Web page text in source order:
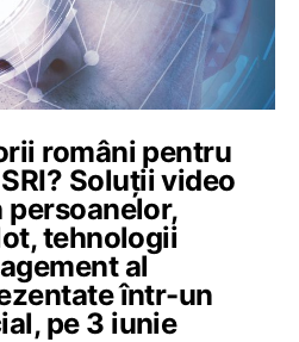
români pentru
Soluții video
persoanelor,
tehnologii
al
într-un
pe 3 iunie